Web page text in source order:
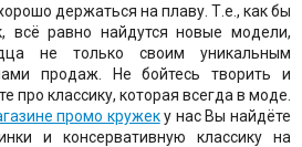
держаться на плаву. Т.е., как бы
равно найдутся новые модели,
не только своим уникальным
продаж. Не бойтесь творить и
про классику, которая всегда в моде.
промо кружеку нас Вы найдёте
и консервативную классику на